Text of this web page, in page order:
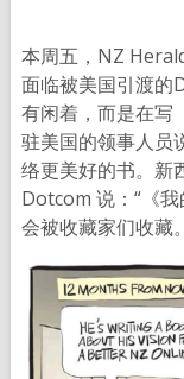
本周五，NZ
面临被美国引渡的
有闲着，而是在写
驻美国的领事人员
络更美好的书。新
Dotcom 说：“《
会被收藏家们收藏